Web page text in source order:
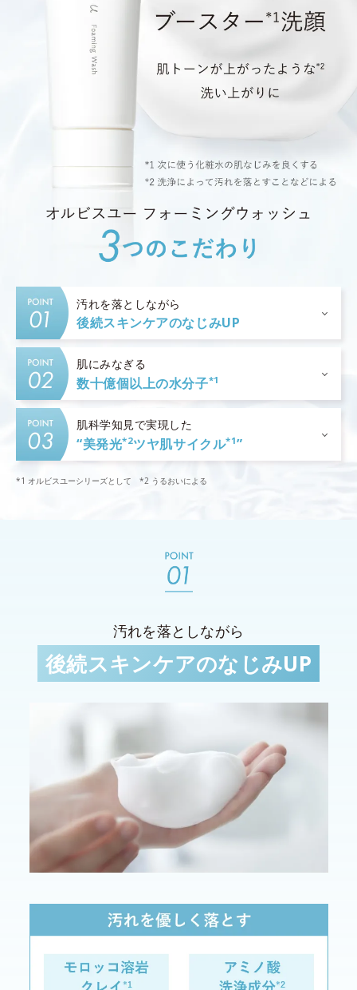
汚れを落としながら
後続スキンケアのなじみUP
肌にみなぎる
数十億個以上の水分子*1
肌科学知見で実現した
“美発光*2ツヤ肌サイクル*1”
*1 オルビスユーシリーズとして *2 うるおいによる
汚れを落としながら
後続スキンケアのなじみUP